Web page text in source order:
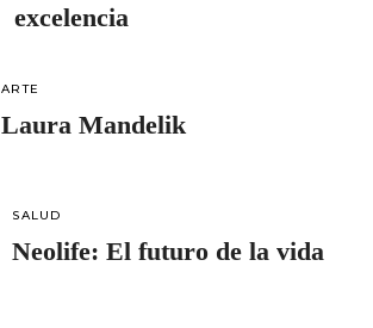
excelencia
ARTE
Laura Mandelik
SALUD
Neolife: El futuro de la vida